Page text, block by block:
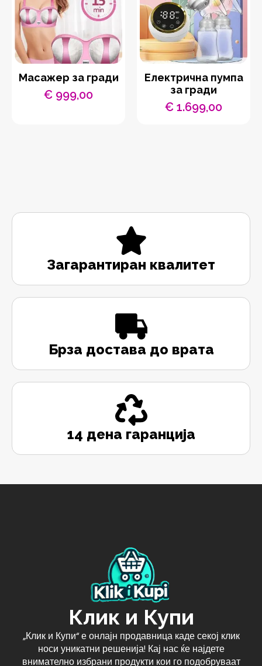
Масажер за гради
€ 999,00
Електрична пумпа
за гради
€ 1.699,00
Загарантиран квалитет
Брза достава до врата
14 дена гаранција
Клик и Купи
„Клик и Купи“ е онлајн продавница каде секој клик
носи уникатни решенија! Кај нас ќе најдете
внимателно избрани продукти кои го подобруваат